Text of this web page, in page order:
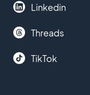
Linkedin
Threads
TikTok